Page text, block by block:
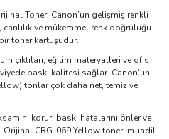
Toner; Canon’un gelişmiş renkli
canlılık ve mükemmel renk doğruluğu
toner kartuşudur.
çıktıları, eğitim materyalleri ve ofis
baskı kalitesi sağlar. Canon’un
tonlar çok daha net, temiz ve
korur, baskı hatalarını önler ve
CRG-069 Yellow toner, muadil